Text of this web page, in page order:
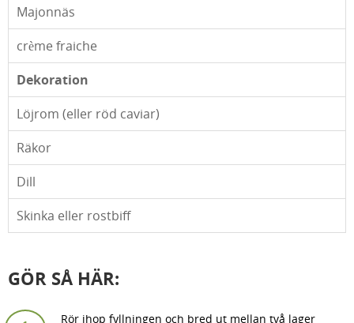
Majonnäs
crème fraiche
Dekoration
Löjrom (eller röd caviar)
Räkor
Dill
Skinka eller rostbiff
GÖR SÅ HÄR:
Rör ihop fyllningen och bred ut mellan två lager